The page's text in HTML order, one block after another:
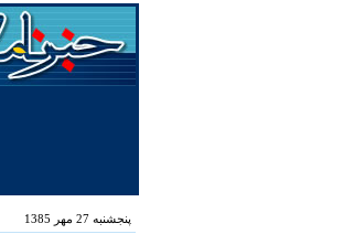
پنجشنبه 27 مهر 1385